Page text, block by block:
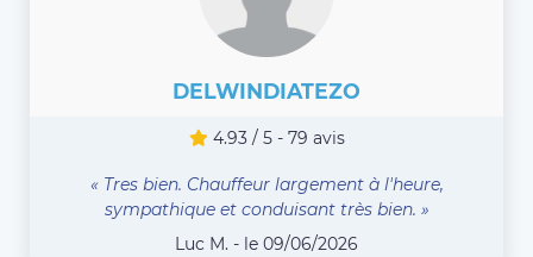
DELWINDIATEZO
4.93 / 5 - 79 avis
« Tres bien. Chauffeur largement à l'heure,
sympathique et conduisant très bien. »
Luc M. - le 09/06/2026